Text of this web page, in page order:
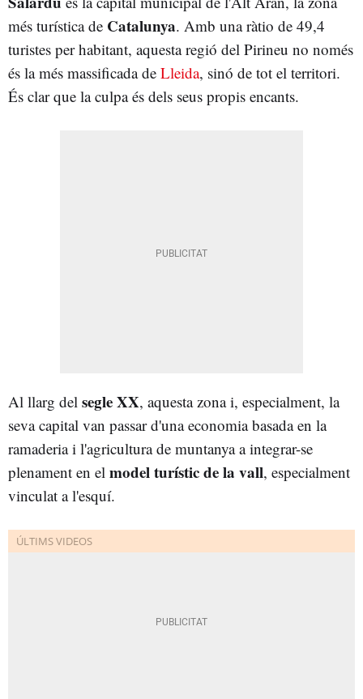
més turística de Catalunya. Amb una ràtio de 49,4
turistes per habitant, aquesta regió del Pirineu no només
és la més massificada de Lleida, sinó de tot el territori.
És clar que la culpa és dels seus propis encants.
Al llarg del segle XX, aquesta zona i, especialment, la
seva capital van passar d'una economia basada en la
ramaderia i l'agricultura de muntanya a integrar-se
plenament en el model turístic de la vall, especialment
vinculat a l'esquí.